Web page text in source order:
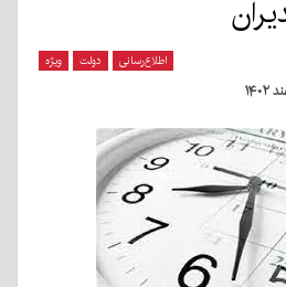
اطلاع‌رسانی دولت ویژه